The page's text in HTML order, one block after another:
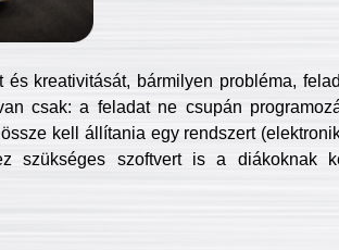
kreativitását, bármilyen probléma,
csak: a feladat ne csupán
kell állítania egy rendszert
szükséges szoftvert is a diákoknak